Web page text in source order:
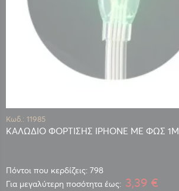
Κωδ.: 11985
ΚΑΛΩΔΙΟ ΦΟΡΤΙΣΗΣ IPHONE ΜΕ ΦΩΣ 1Μ
Πόντοι που κερδίζεις: 798
Για μεγαλύτερη ποσότητα έως: 3,39 €